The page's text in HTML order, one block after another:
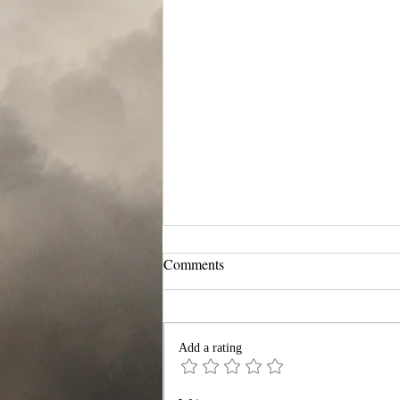
Comments
Add a rating